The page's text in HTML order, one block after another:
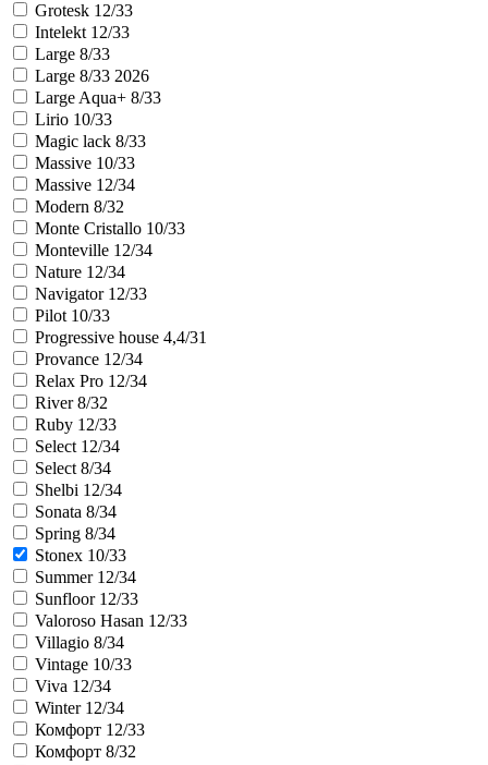
Grotesk 12/33
Intelekt 12/33
Large 8/33
Large 8/33 2026
Large Aqua+ 8/33
Lirio 10/33
Magic lack 8/33
Massive 10/33
Massive 12/34
Modern 8/32
Monte Cristallo 10/33
Monteville 12/34
Nature 12/34
Navigator 12/33
Pilot 10/33
Progressive house 4,4/31
Provance 12/34
Relax Pro 12/34
River 8/32
Ruby 12/33
Select 12/34
Select 8/34
Shelbi 12/34
Sonata 8/34
Spring 8/34
Stonex 10/33
Summer 12/34
Sunfloor 12/33
Valoroso Hasan 12/33
Villagio 8/34
Vintage 10/33
Viva 12/34
Winter 12/34
Комфорт 12/33
Комфорт 8/32